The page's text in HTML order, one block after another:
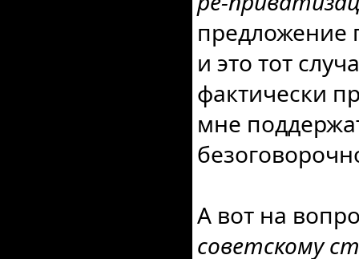
предложение
и это тот
фактически
мне
А вот на
советскому